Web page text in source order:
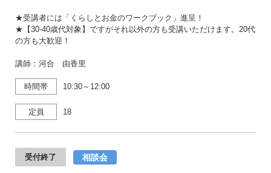
★受講者には「くらしとお金のワークブック」進呈！
★【30-40歳代対象】ですがそれ以外の方も受講いただけます。20代
の方も大歓迎！
講師：河合 由香里
時間帯 10:30～12:00
定員 18
受付終了 相談会